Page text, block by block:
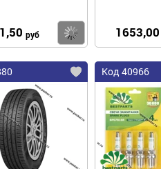
руб Купить
1653,00
Код 40966